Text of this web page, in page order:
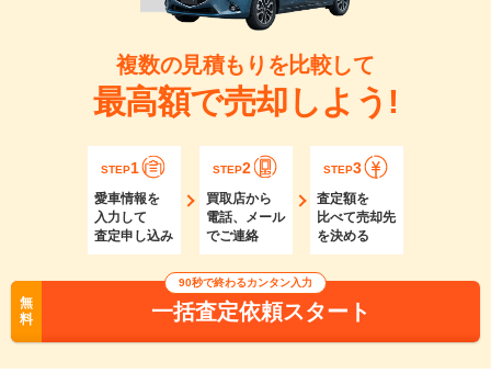
複数の見積もりを比較して
最高額で売却しよう!
STEP1
愛車情報を
入力して
査定申し込み
STEP2
買取店から
電話、メール
でご連絡
STEP3
査定額を
比べて売却先
を決める
無
料
90秒で終わるカンタン入力
一括査定依頼スタート